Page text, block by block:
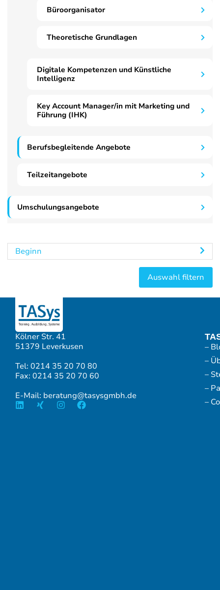
Büroorganisator
Theoretische Grundlagen
Digitale Kompetenzen und Künstliche
Intelligenz
Key Account Manager/in mit Marketing und
Führung (IHK)
Berufsbegleitende Angebote
Teilzeitangebote
Umschulungsangebote
Beginn
Kölner Str. 41
51379 Leverkusen
Tel: 0214 35 20 70 80
Fax: 0214 35 20 70 60
E-Mail: beratung@tasysgmbh.de
–
–
–
–
–